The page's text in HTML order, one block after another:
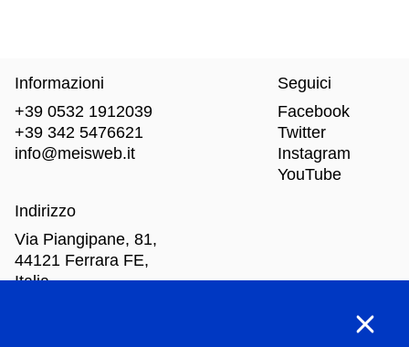
Informazioni
+39 0532 1912039
+39 342 5476621
info@meisweb.it
Indirizzo
Via Piangipane, 81,
44121 Ferrara FE,
Italia
Seguici
Facebook
Twitter
Instagram
YouTube